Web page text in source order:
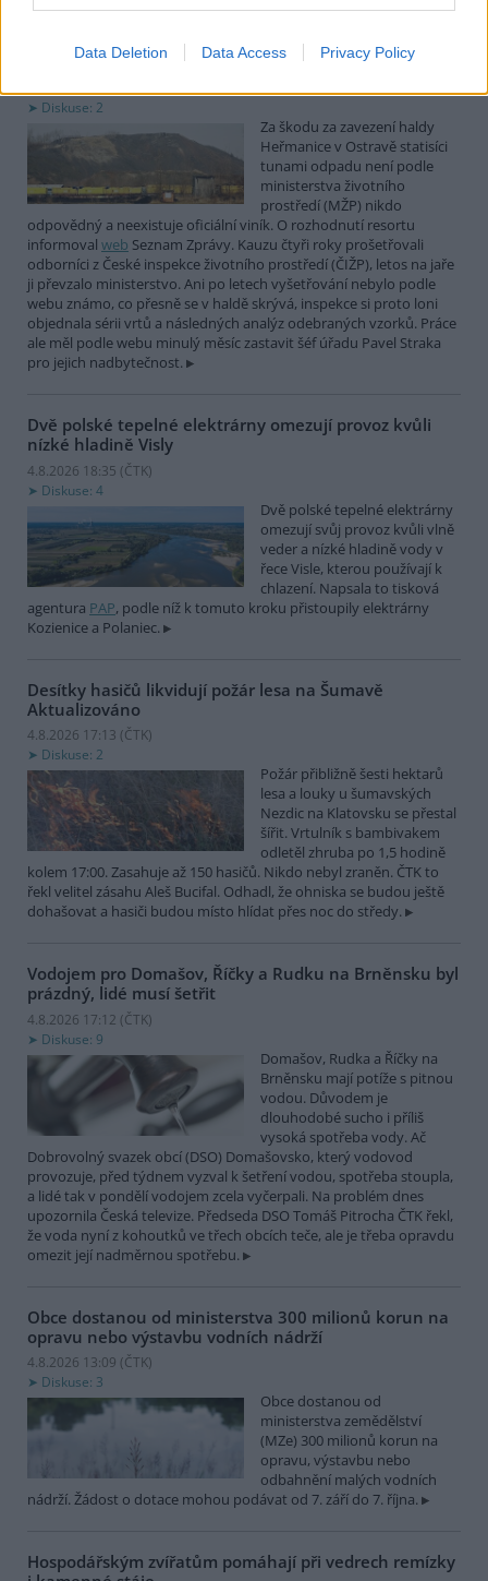
Data Deletion Data Access Privacy Policy
Ministerstvo v kauze haldy Heřmanice rozhodlo, že
viník neexistuje
Diskuse: 2
Za škodu za zavezení haldy
Heřmanice v Ostravě statisíci
tunami odpadu není podle
ministerstva životního
prostředí (MŽP) nikdo
odpovědný a neexistuje oficiální viník. O rozhodnutí resortu
informoval web Seznam Zprávy. Kauzu čtyři roky prošetřovali
odborníci z České inspekce životního prostředí (ČIŽP), letos na jaře
ji převzalo ministerstvo. Ani po letech vyšetřování nebylo podle
webu známo, co přesně se v haldě skrývá, inspekce si proto loni
objednala sérii vrtů a následných analýz odebraných vzorků. Práce
ale měl podle webu minulý měsíc zastavit šéf úřadu Pavel Straka
pro jejich nadbytečnost.
Dvě polské tepelné elektrárny omezují provoz kvůli
nízké hladině Visly
4.8.2026 18:35 (ČTK)
Diskuse: 4
Dvě polské tepelné elektrárny
omezují svůj provoz kvůli vlně
veder a nízké hladině vody v
řece Visle, kterou používají k
chlazení. Napsala to tisková
agentura PAP, podle níž k tomuto kroku přistoupily elektrárny
Kozienice a Polaniec.
Desítky hasičů likvidují požár lesa na Šumavě
Aktualizováno
4.8.2026 17:13 (ČTK)
Diskuse: 2
Požár přibližně šesti hektarů
lesa a louky u šumavských
Nezdic na Klatovsku se přestal
šířit. Vrtulník s bambivakem
odletěl zhruba po 1,5 hodině
kolem 17:00. Zasahuje až 150 hasičů. Nikdo nebyl zraněn. ČTK to
řekl velitel zásahu Aleš Bucifal. Odhadl, že ohniska se budou ještě
dohašovat a hasiči budou místo hlídat přes noc do středy.
Vodojem pro Domašov, Říčky a Rudku na Brněnsku byl
prázdný, lidé musí šetřit
4.8.2026 17:12 (ČTK)
Diskuse: 9
Domašov, Rudka a Říčky na
Brněnsku mají potíže s pitnou
vodou. Důvodem je
dlouhodobé sucho i příliš
vysoká spotřeba vody. Ač
Dobrovolný svazek obcí (DSO) Domašovsko, který vodovod
provozuje, před týdnem vyzval k šetření vodou, spotřeba stoupla,
a lidé tak v pondělí vodojem zcela vyčerpali. Na problém dnes
upozornila Česká televize. Předseda DSO Tomáš Pitrocha ČTK řekl,
že voda nyní z kohoutků ve třech obcích teče, ale je třeba opravdu
omezit její nadměrnou spotřebu.
Obce dostanou od ministerstva 300 milionů korun na
opravu nebo výstavbu vodních nádrží
4.8.2026 13:09 (ČTK)
Diskuse: 3
Obce dostanou od
ministerstva zemědělství
(MZe) 300 milionů korun na
opravu, výstavbu nebo
odbahnění malých vodních
nádrží. Žádost o dotace mohou podávat od 7. září do 7. října.
Hospodářským zvířatům pomáhají při vedrech remízky